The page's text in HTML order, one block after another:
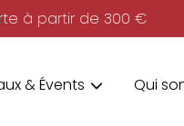
à partir de 300 €
& Évents Qui